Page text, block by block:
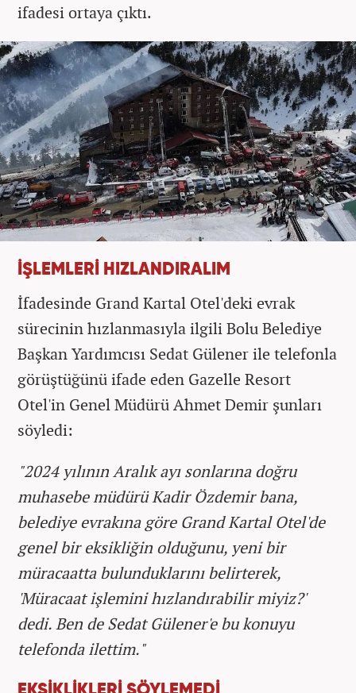
ifadesi ortaya çıktı.
İŞLEMLERİ HIZLANDIRALIM
İfadesinde Grand Kartal Otel'deki evrak
sürecinin hızlanmasıyla ilgili Bolu Belediye
Başkan Yardımcısı Sedat Gülener ile telefonla
görüştüğünü ifade eden Gazelle Resort
Otel'in Genel Müdürü Ahmet Demir şunları
söyledi:
"2024 yılının Aralık ayı sonlarına doğru
muhasebe müdürü Kadir Özdemir bana,
belediye evrakına göre Grand Kartal Otel'de
genel bir eksikliğin olduğunu, yeni bir
müracaatta bulunduklarını belirterek,
'Müracaat işlemini hızlandırabilir miyiz?'
dedi. Ben de Sedat Gülener'e bu konuyu
telefonda ilettim."